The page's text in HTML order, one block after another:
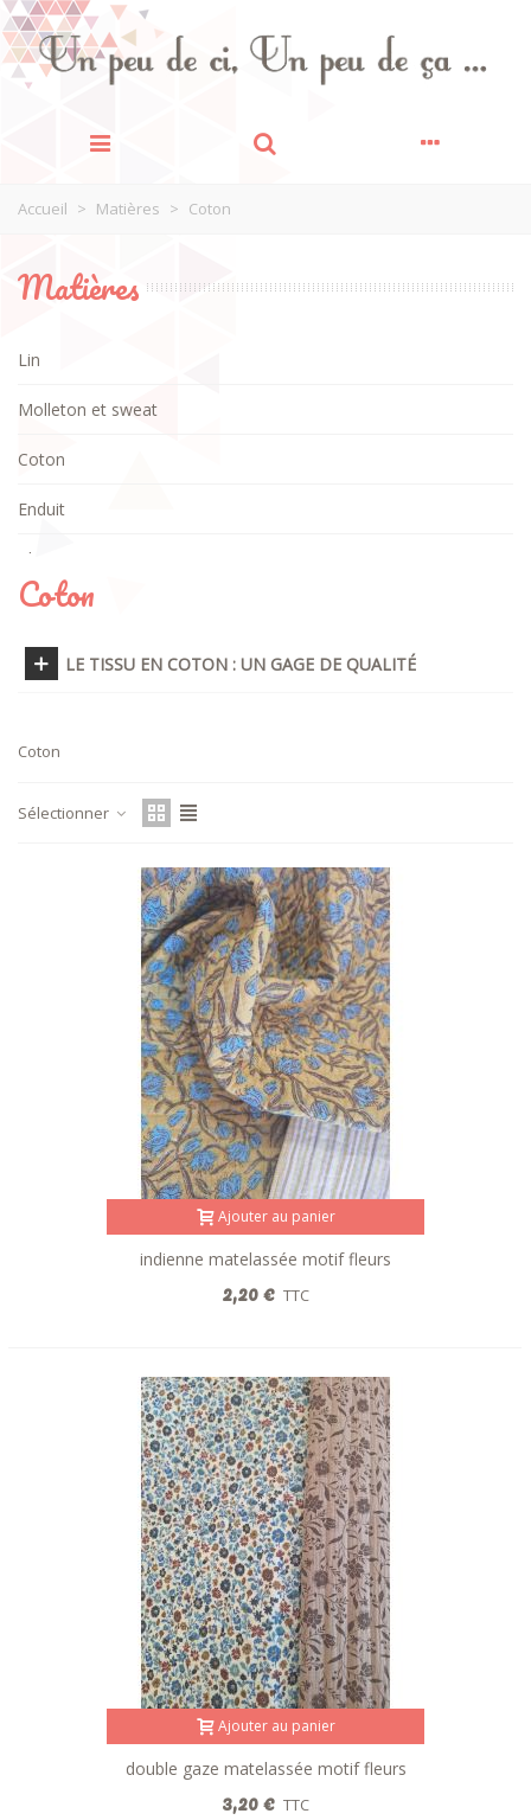
Accueil > Matières > Coton
Matières
Lin
Molleton et sweat
Coton
Enduit
Plumetis
Polaire
Tulle
Autres matières
Viscose
Broderie anglaise
Coton
LE TISSU EN COTON : UN GAGE DE QUALITÉ
Coton
Sélectionner
Ajouter au panier
indienne matelassée motif fleurs
réversible bleu curcuma
2,20 € TTC
Ajouter au panier
double gaze matelassée motif fleurs
réversible bleu-marron
3,20 € TTC